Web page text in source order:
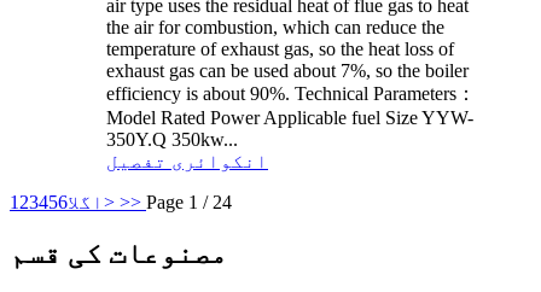
air type uses the residual heat of flue gas to heat
the air for combustion, which can reduce the
temperature of exhaust gas, so the heat loss of
exhaust gas can be used about 7%, so the boiler
efficiency is about 90%. Technical Parameters：
Model Rated Power Applicable fuel Size YYW-
350Y.Q 350kw...
انکوائری تفصیل
1 23456 اگلا> >> Page 1 / 24
مصنوعات کی قسم